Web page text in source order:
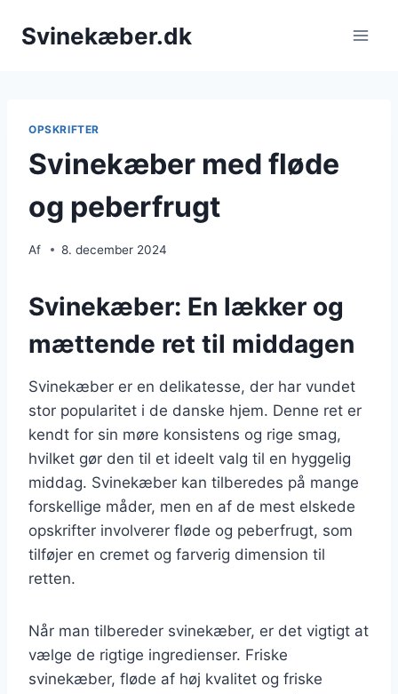
Svinekæber.dk
OPSKRIFTER
Svinekæber med fløde
og peberfrugt
Af 8. december 2024
Svinekæber: En lækker og
mættende ret til middagen
Svinekæber er en delikatesse, der har vundet
stor popularitet i de danske hjem. Denne ret er
kendt for sin møre konsistens og rige smag,
hvilket gør den til et ideelt valg til en hyggelig
middag. Svinekæber kan tilberedes på mange
forskellige måder, men en af de mest elskede
opskrifter involverer fløde og peberfrugt, som
tilføjer en cremet og farverig dimension til
retten.
Når man tilbereder svinekæber, er det vigtigt at
vælge de rigtige ingredienser. Friske
svinekæber, fløde af høj kvalitet og friske